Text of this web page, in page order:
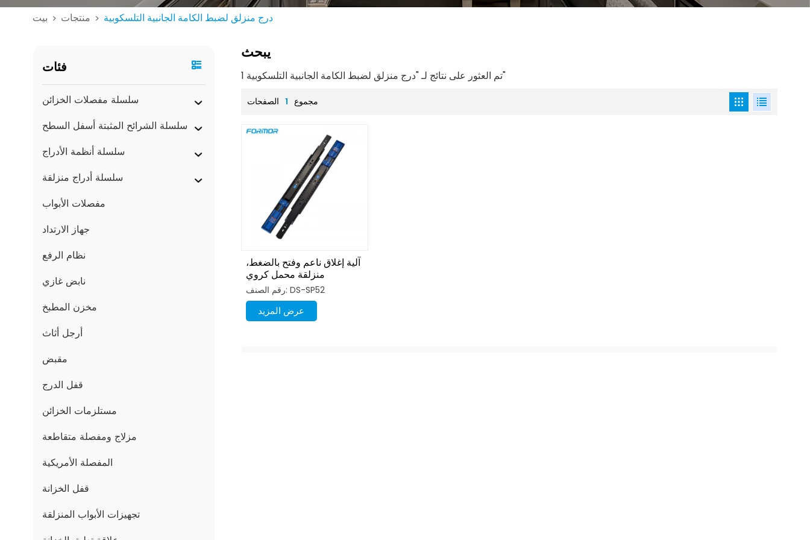
بيت > منتجات > درج منزلق لضبط الكامة الجانبية التلسكوبية
فئات
سلسلة مفصلات الخزائن
سلسلة الشرائح المثبتة أسفل السطح
سلسلة أنظمة الأدراج
سلسلة أدراج منزلقة
مفصلات الأبواب
جهاز الارتداد
نظام الرفع
نابض غازي
مخزن المطبخ
أرجل أثاث
مقبض
قفل الدرج
مستلزمات الخزائن
مزلاج ومفصلة متقاطعة
المفصلة الأمريكية
قفل الخزانة
تجهيزات الأبواب المنزلقة
يبحث
1 تم العثور على نتائج لـ "درج منزلق لضبط الكامة الجانبية التلسكوبية"
مجموع 1 الصفحات
آلية إغلاق ناعم وفتح بالضغط،
منزلقة محمل كروي
رقم الصنف: DS-SP52
عرض المزيد